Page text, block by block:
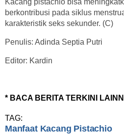
berkontribusi pada siklus
karakteristik seks sekunder. (C)
Penulis: Adinda Septia Putri
Editor: Kardin
* BACA BERITA TERKINI
TAG:
Manfaat Kacang Pistachio